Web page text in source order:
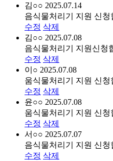
김○○ 2025.07.14
음식물처리기 지원 신청
수정 삭제
김○○ 2025.07.08
음식물처리기 지원신청
수정 삭제
이○ 2025.07.08
움식물처리기 지원 신청
수정 삭제
윤○○ 2025.07.08
움식물처리기 지원 신청
수정 삭제
서○○ 2025.07.07
음식물처리기 지원 신청
수정 삭제